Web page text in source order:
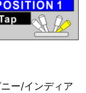
ー/インディア